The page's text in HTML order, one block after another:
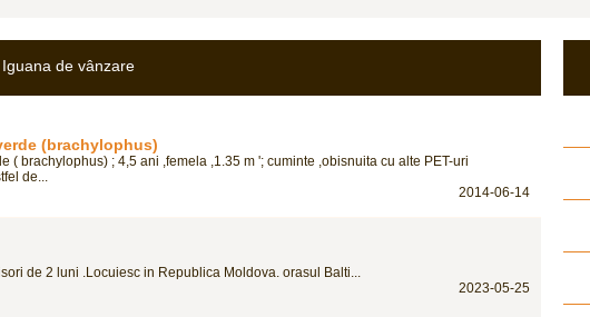
Iguana de vânzare
(brachylophus)
( brachylophus) ; 4,5 ani ,femela ,1.35 m '; cuminte ,obisnuita cu alte PET-uri
de...
2014-06-14
de 2 luni .Locuiesc in Republica Moldova. orasul Balti...
2023-05-25